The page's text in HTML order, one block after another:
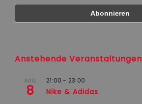
Anstehende Veranstaltungen
AUG.
8
21:00 - 23:00
Nike & Adidas